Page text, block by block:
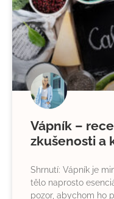
Vápník –
zkušenosti a
Shrnutí: Vápník je
tělo naprosto
pozor, abychom ho